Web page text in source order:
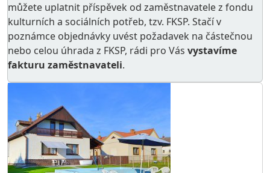
můžete uplatnit příspěvek od zaměstnavatele z fondu
kulturních a sociálních potřeb, tzv. FKSP. Stačí v
poznámce objednávky uvést požadavek na částečnou
nebo celou úhrada z FKSP, rádi pro Vás vystavíme
fakturu zaměstnavateli.